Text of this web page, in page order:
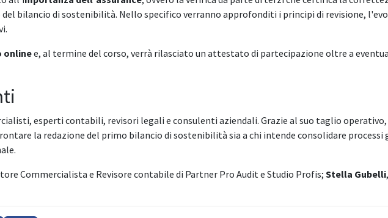
bilancio di sostenibilità. Nello specifico verranno approfonditi i principi di revisione,
onlinee, al termine del corso, verrà rilasciato un attestato di partecipazione oltre a
esperti contabili, revisori legali e consulenti aziendali. Grazie al suo taglio
la redazione del primo bilancio di sostenibilità sia a chi intende consolidare processi
Commercialista e Revisore contabile di Partner Pro Audit e Studio Profis; Stella Gubelli